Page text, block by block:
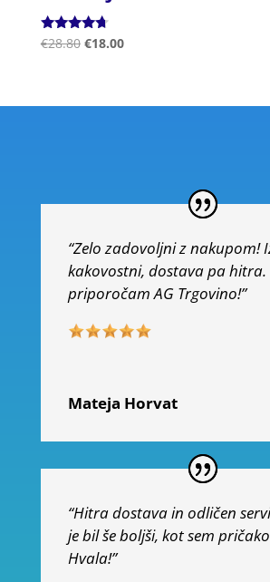
Ocenjeno
€28.80 €18.00
“Zelo zadovoljni z nakupom!
kakovostni, dostava pa hitra.
priporočam AG Trgovino!”
Mateja Horvat
“Hitra dostava in odličen
je bil še boljši, kot sem
Hvala!”